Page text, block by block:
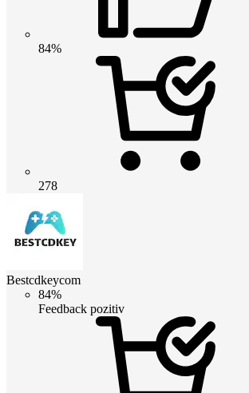
84%
278
Bestcdkeycom
84%
Feedback pozitiv